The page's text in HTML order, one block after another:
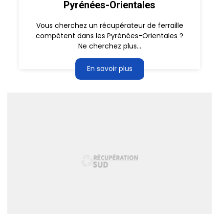
Pyrénées-Orientales
Vous cherchez un récupérateur de ferraille
compétent dans les Pyrénées-Orientales ?
Ne cherchez plus...
En savoir plus